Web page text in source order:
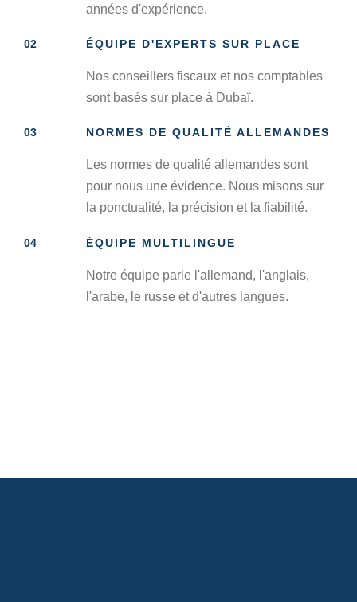
années d'expérience.
02 ÉQUIPE D'EXPERTS SUR PLACE
Nos conseillers fiscaux et nos comptables
sont basés sur place à Dubaï.
03 NORMES DE QUALITÉ ALLEMANDES
Les normes de qualité allemandes sont
pour nous une évidence. Nous misons sur
la ponctualité, la précision et la fiabilité.
04 ÉQUIPE MULTILINGUE
Notre équipe parle l'allemand, l'anglais,
l'arabe, le russe et d'autres langues.